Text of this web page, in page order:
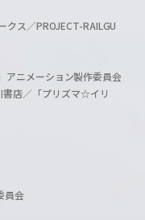
ス／PROJECT-RAILGU
ニメーション製作委員会
店／「プリズマ☆イリ
員会